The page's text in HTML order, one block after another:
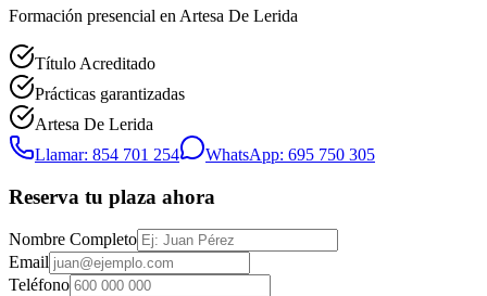
Formación presencial en Artesa De Lerida
Título Acreditado
Prácticas garantizadas
Artesa De Lerida
Llamar: 854 701 254
WhatsApp: 695 750 305
Reserva tu plaza ahora
Nombre Completo
Email
Teléfono